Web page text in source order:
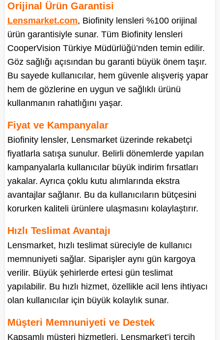
Orijinal Ürün Garantisi
Lensmarket.com, Biofinity lensleri %100 orijinal
ürün garantisiyle sunar. Tüm Biofinity lensleri
CooperVision Türkiye Müdürlüğü’nden temin edilir.
Göz sağlığı açısından bu garanti büyük önem taşır.
Bu sayede kullanıcılar, hem güvenle alışveriş yapar
hem de gözlerine en uygun ve sağlıklı ürünü
kullanmanın rahatlığını yaşar.
Fiyat ve Kampanyalar
Biofinity lensler, Lensmarket üzerinde rekabetçi
fiyatlarla satışa sunulur. Belirli dönemlerde yapılan
kampanyalarla kullanıcılar büyük indirim fırsatları
yakalar. Ayrıca çoklu kutu alımlarında ekstra
avantajlar sağlanır. Bu da kullanıcıların bütçesini
korurken kaliteli ürünlere ulaşmasını kolaylaştırır.
Hızlı Teslimat Avantajı
Lensmarket, hızlı teslimat süreciyle de kullanıcı
memnuniyeti sağlar. Siparişler aynı gün kargoya
verilir. Büyük şehirlerde ertesi gün teslimat
yapılabilir. Bu hızlı hizmet, özellikle acil lens ihtiyacı
olan kullanıcılar için büyük kolaylık sunar.
Müşteri Memnuniyeti ve Destek
Kapsamlı müşteri hizmetleri, Lensmarket’i tercih